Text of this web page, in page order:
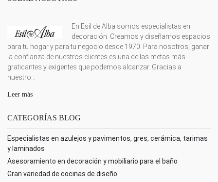
En Esil de Alba somos especialistas en
decoración. Creamos y diseñamos espacios
para tu hogar y para tu negocio desde 1970. Para nosotros, ganar
la confianza de nuestros clientes es una de las metas más
graticantes y exigentes que podemos alcanzar. Gracias a
nuestro...
Leer más
CATEGORÍAS BLOG
Especialistas en azulejos y pavimentos, gres, cerámica, tarimas
y laminados
Asesoramiento en decoración y mobiliario para el baño
Gran variedad de cocinas de diseño